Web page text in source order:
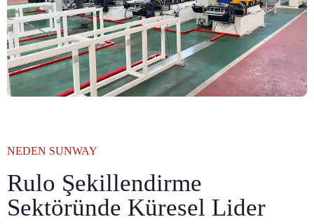
NEDEN SUNWAY
Rulo Şekillendirme
Sektöründe Küresel Lider